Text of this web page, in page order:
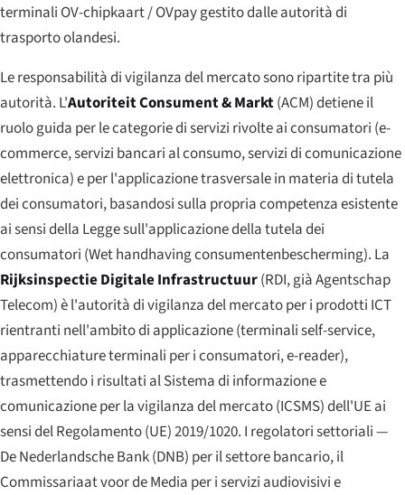
terminali OV-chipkaart / OVpay gestito dalle autorità di
trasporto olandesi.
Le responsabilità di vigilanza del mercato sono ripartite tra più
autorità. L'Autoriteit Consument & Markt(ACM) detiene il
ruolo guida per le categorie di servizi rivolte ai consumatori (e-
commerce, servizi bancari al consumo, servizi di comunicazione
elettronica) e per l'applicazione trasversale in materia di tutela
dei consumatori, basandosi sulla propria competenza esistente
ai sensi della Legge sull'applicazione della tutela dei
consumatori (Wet handhaving consumentenbescherming). La
Rijksinspectie Digitale Infrastructuur(RDI, già Agentschap
Telecom) è l'autorità di vigilanza del mercato per i prodotti ICT
rientranti nell'ambito di applicazione (terminali self-service,
apparecchiature terminali per i consumatori, e-reader),
trasmettendo i risultati al Sistema di informazione e
comunicazione per la vigilanza del mercato (ICSMS) dell'UE ai
sensi del Regolamento (UE) 2019/1020. I regolatori settoriali —
De Nederlandsche Bank (DNB) per il settore bancario, il
Commissariaat voor de Media per i servizi audiovisivi e